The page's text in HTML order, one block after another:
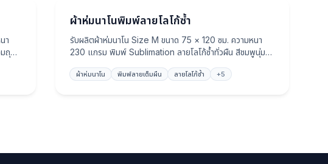
า
ถุง
ผ้าห่ม
ผ้าห่มนาโนพิมพ์ลายโลโก้ซ้ำ
รับผลิตผ้าห่มนาโน Size M ขนาด 75 × 120 ซม. ความหนา
230 แกรม พิมพ์ Sublimation ลายโลโก้ซ้ำทั่วผืน สีชมพูนุ่ม
แจกงาน และของที่ระลึก
ผ้าห่มนาโน พิมพ์ลายเต็มผืน ลายโลโก้ซ้ำ +5